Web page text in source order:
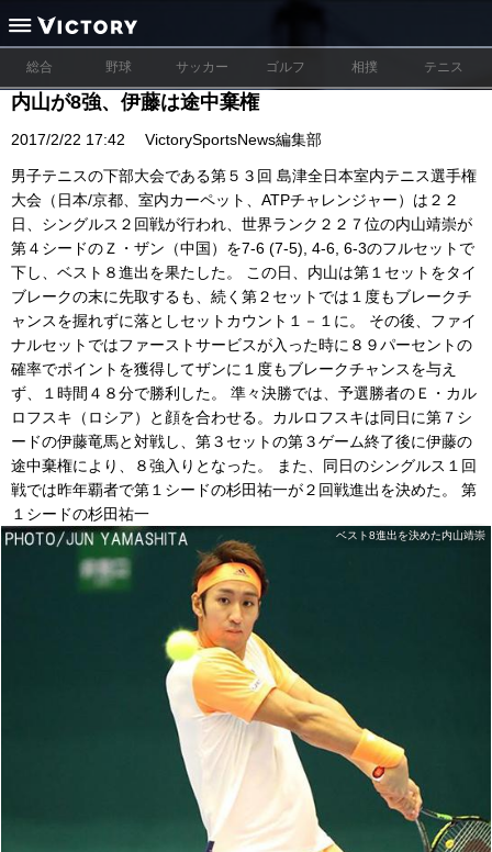
総合 野球 サッカー ゴルフ 相撲 テニス
内山が8強、伊藤は途中棄権
2017/2/22 17:42 VictorySportsNews編集部
男子テニスの下部大会である第５３回 島津全日本室内テニス選手権
大会（日本/京都、室内カーペット、ATPチャレンジャー）は２２
日、シングルス２回戦が行われ、世界ランク２２７位の内山靖崇が
第４シードのＺ・ザン（中国）を7-6 (7-5), 4-6, 6-3のフルセットで
下し、ベスト８進出を果たした。 この日、内山は第１セットをタイ
ブレークの末に先取するも、続く第２セットでは１度もブレークチ
ャンスを握れずに落としセットカウント１－１に。 その後、ファイ
ナルセットではファーストサービスが入った時に８９パーセントの
確率でポイントを獲得してザンに１度もブレークチャンスを与え
ず、１時間４８分で勝利した。 準々決勝では、予選勝者のＥ・カル
ロフスキ（ロシア）と顔を合わせる。カルロフスキは同日に第７シ
ードの伊藤竜馬と対戦し、第３セットの第３ゲーム終了後に伊藤の
途中棄権により、８強入りとなった。 また、同日のシングルス１回
戦では昨年覇者で第１シードの杉田祐一が２回戦進出を決めた。 第
１シードの杉田祐一
ベスト8進出を決めた内山靖崇